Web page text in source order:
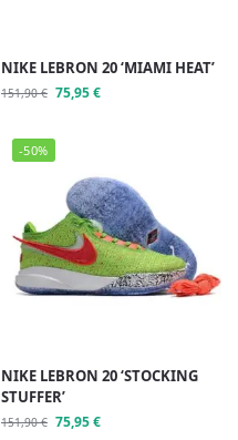
NIKE LEBRON 20 ‘MIAMI HEAT’
151,90€ 75,95€
-50%
NIKE LEBRON 20 ‘STOCKING
STUFFER’
151,90€ 75,95€